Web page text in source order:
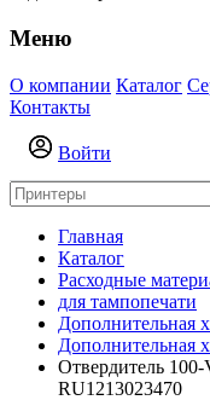
Меню
О компании Каталог
Контакты
Войти
Главная
Каталог
Расходные
для тампопечати
Дополнительная
Дополнительная
Отвердитель
RU1213023470